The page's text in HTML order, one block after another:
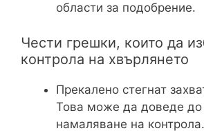
области за подобрение.
Чести грешки, които да
контрола на хвърлянето
Прекалено стегнат
Това може да доведе
намаляване на контрола.